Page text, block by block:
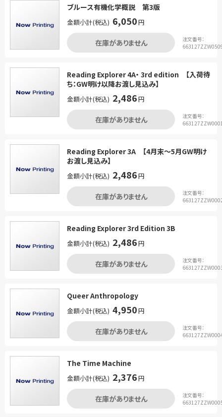
ブルース有機化学概説 第3版
金額小計(税込) 6,050円
在庫がありません
注文番号：
Reading Explorer 4A・ 3rd edition 【入荷待
ち：GW明け以降お渡し見込み】
金額小計(税込) 2,486円
在庫がありません
注文番号：
Reading Explorer 3A 【4月末～5月GW明け
お渡し見込み】
金額小計(税込) 2,486円
在庫がありません
注文番号：
Reading Explorer 3rd Edition 3B
金額小計(税込) 2,486円
在庫がありません
注文番号：
Queer Anthropology
金額小計(税込) 4,950円
在庫がありません
注文番号：
The Time Machine
金額小計(税込) 2,376円
在庫がありません
注文番号：